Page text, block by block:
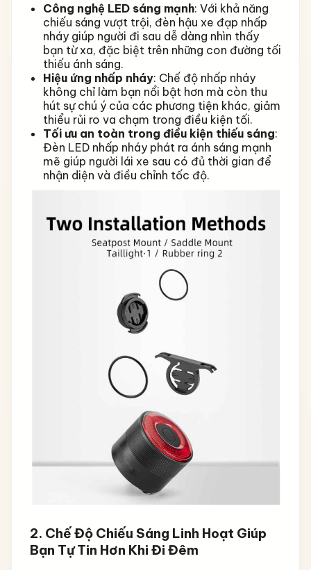
Công nghệ LED sáng mạnh: Với khả năng
chiếu sáng vượt trội, đèn hậu xe đạp nhấp
nháy giúp người đi sau dễ dàng nhìn thấy
bạn từ xa, đặc biệt trên những con đường tối
thiếu ánh sáng.
Hiệu ứng nhấp nháy: Chế độ nhấp nháy
không chỉ làm bạn nổi bật hơn mà còn thu
hút sự chú ý của các phương tiện khác, giảm
thiểu rủi ro va chạm trong điều kiện tối.
Tối ưu an toàn trong điều kiện thiếu sáng:
Đèn LED nhấp nháy phát ra ánh sáng mạnh
mẽ giúp người lái xe sau có đủ thời gian để
nhận diện và điều chỉnh tốc độ.
2. Chế Độ Chiếu Sáng Linh Hoạt Giúp
Bạn Tự Tin Hơn Khi Đi Đêm